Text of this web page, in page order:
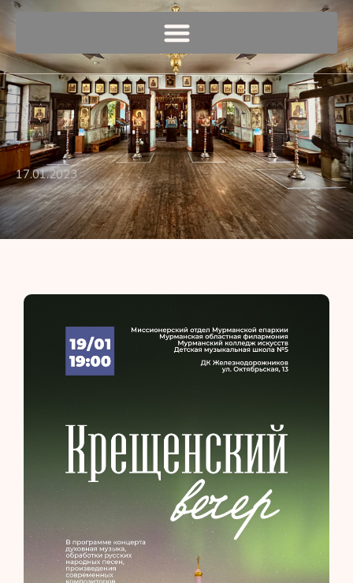
17.01.2023